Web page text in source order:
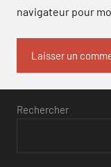
navigateur pour
Rechercher